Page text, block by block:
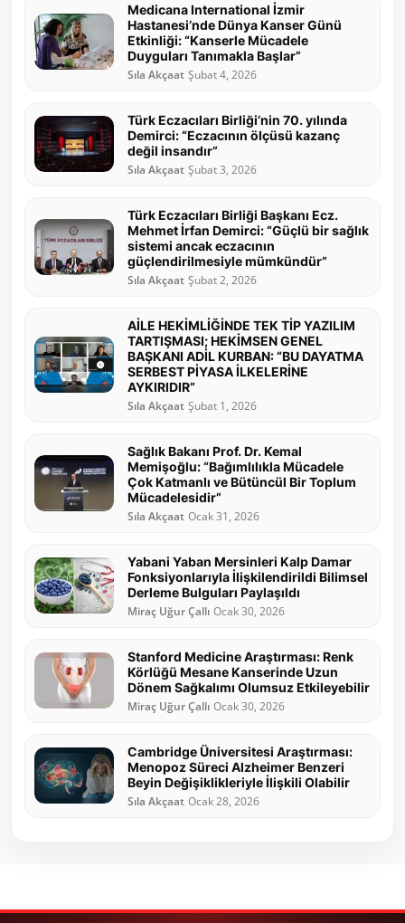
Medicana International İzmir
Hastanesi’nde Dünya Kanser Günü
Etkinliği: “Kanserle Mücadele
Duyguları Tanımakla Başlar”
Sıla Akçaat Şubat 4, 2026
Türk Eczacıları Birliği’nin 70. yılında
Demirci: “Eczacının ölçüsü kazanç
değil insandır”
Sıla Akçaat Şubat 3, 2026
Türk Eczacıları Birliği Başkanı Ecz.
Mehmet İrfan Demirci: “Güçlü bir sağlık
sistemi ancak eczacının
güçlendirilmesiyle mümkündür”
Sıla Akçaat Şubat 2, 2026
AİLE HEKİMLİĞİNDE TEK TİP YAZILIM
TARTIŞMASI; HEKİMSEN GENEL
BAŞKANI ADİL KURBAN: “BU DAYATMA
SERBEST PİYASA İLKELERİNE
AYKIRIDIR”
Sıla Akçaat Şubat 1, 2026
Sağlık Bakanı Prof. Dr. Kemal
Memişoğlu: “Bağımlılıkla Mücadele
Çok Katmanlı ve Bütüncül Bir Toplum
Mücadelesidir”
Sıla Akçaat Ocak 31, 2026
Yabani Yaban Mersinleri Kalp Damar
Fonksiyonlarıyla İlişkilendirildi Bilimsel
Derleme Bulguları Paylaşıldı
Miraç Uğur Çallı Ocak 30, 2026
Stanford Medicine Araştırması: Renk
Körlüğü Mesane Kanserinde Uzun
Dönem Sağkalımı Olumsuz Etkileyebilir
Miraç Uğur Çallı Ocak 30, 2026
Cambridge Üniversitesi Araştırması:
Menopoz Süreci Alzheimer Benzeri
Beyin Değişiklikleriyle İlişkili Olabilir
Sıla Akçaat Ocak 28, 2026